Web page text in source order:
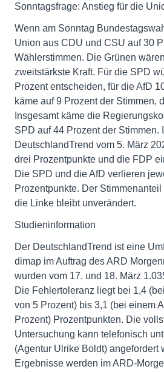
Sonntagsfrage: Anstieg für die
Wenn am Sonntag
Union aus CDU und CSU auf 30
Wählerstimmen. Die Grünen
zweitstärkste Kraft. Für die SPD
Prozent entscheiden, für die AfD
käme auf 9 Prozent der Stimmen,
Insgesamt käme die
SPD auf 44 Prozent der Stimmen.
DeutschlandTrend vom 5. März
drei Prozentpunkte und die FDP
Die SPD und die AfD verlieren
Prozentpunkte. Der
die Linke bleibt unverändert.
Studieninformation
Der DeutschlandTrend ist eine
dimap im Auftrag des ARD
wurden vom 17. und 18. März
Die Fehlertoleranz liegt bei 1,4
von 5 Prozent) bis 3,1 (bei einem
Prozent) Prozentpunkten. Die
Untersuchung kann telefonisch
(Agentur Ulrike Boldt) angefordert
Ergebnisse werden im ARD-